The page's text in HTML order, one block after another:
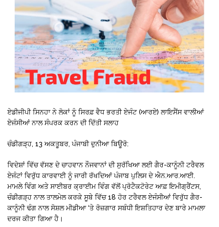
ਏਡੀਜੀਪੀ ਸਿਨਹਾ ਨੇ ਲੋਕਾਂ ਨੂੰ ਸਿਰਫ਼ ਵੈਧ ਭਰਤੀ ਏਜੰਟ (ਆਰਏ) ਲਾਇਸੈਂਸ ਵਾਲੀਆਂ
ਏਜੰਸੀਆਂ ਨਾਲ ਸੰਪਰਕ ਕਰਨ ਦੀ ਦਿੱਤੀ ਸਲਾਹ
ਚੰਡੀਗੜ੍ਹ, 13 ਅਕਤੂਬਰ, ਪੰਜਾਬੀ ਦੁਨੀਆ ਬਿਊਰੋ:
ਵਿਦੇਸ਼ਾਂ ਵਿੱਚ ਵੱਸਣ ਦੇ ਚਾਹਵਾਨ ਨੌਜਵਾਨਾਂ ਦੀ ਸੁਰੱਖਿਆ ਲਈ ਗੈਰ-ਕਾਨੂੰਨੀ ਟਰੈਵਲ
ਏਜੰਟਾਂ ਵਿਰੁੱਧ ਕਾਰਵਾਈ ਨੂੰ ਜਾਰੀ ਰੱਖਦਿਆਂ ਪੰਜਾਬ ਪੁਲਿਸ ਦੇ ਐਨ.ਆਰ.ਆਈ.
ਮਾਮਲੇ ਵਿੰਗ ਅਤੇ ਸਾਈਬਰ ਕ੍ਰਾਈਮ ਵਿੰਗ ਵੱਲੋਂ ਪ੍ਰੋਟੈਕਟੋਰੇਟ ਆਫ਼ ਇਮੀਗ੍ਰੈਂਟਸ,
ਚੰਡੀਗੜ੍ਹ ਨਾਲ ਤਾਲਮੇਲ ਕਰਕੇ ਸੂਬੇ ਵਿੱਚ 18 ਹੋਰ ਟਰੈਵਲ ਏਜੰਸੀਆਂ ਵਿਰੁੱਧ ਗੈਰ-
ਕਾਨੂੰਨੀ ਢੰਗ ਨਾਲ ਸੋਸ਼ਲ ਮੀਡੀਆ ‘ਤੇ ਰੋਜ਼ਗਾਰ ਸਬੰਧੀ ਇਸ਼ਤਿਹਾਰ ਦੇਣ ਬਾਰੇ ਮਾਮਲਾ
ਦਰਜ ਕੀਤਾ ਗਿਆ ਹੈ।